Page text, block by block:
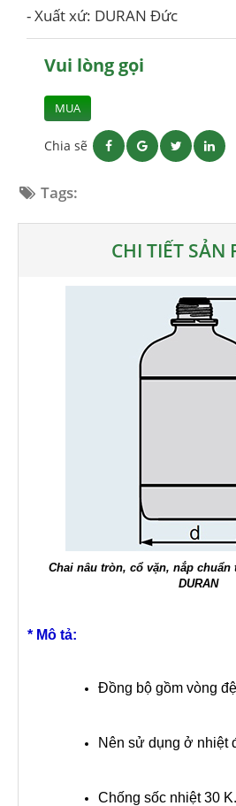
- Xuất xứ: DURAN Đức
Vui lòng gọi
MUA
Chia sẽ
Tags:
CHI TIẾT SẢN
Chai nâu tròn, cổ vặn, nắp
DURAN
* Mô tả:
Đồng bộ gồm vòng
Nên sử dụng ở nhiệt
Chống sốc nhiệt 30 K.